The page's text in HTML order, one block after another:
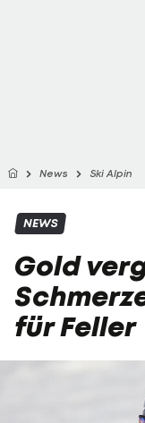
News Ski Alpin
NEWS
Gold
für Feller